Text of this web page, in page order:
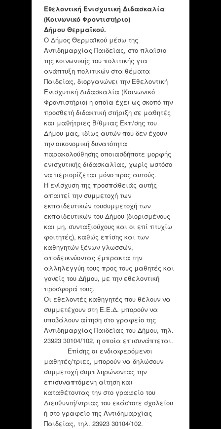
Εθελοντική Ενισχυτική Διδασκαλία
(Κοινωνικό Φροντιστήριο)
Δήμου Θερμαϊκού.
Ο Δήμος Θερμαϊκού μέσω της
Αντιδημαρχίας Παιδείας, στο πλαίσιο
της κοινωνικής του πολιτικής για
ανάπτυξη πολιτικών στα θέματα
Παιδείας, διοργανώνει την Εθελοντική
Ενισχυτική Διδασκαλία (Κοινωνικό
Φροντιστήριο) η οποία έχει ως σκοπό την
προσθετή διδακτική στήριξη σε μαθητές
και μαθήτριες Β/θμιας Εκπ/σης του
Δήμου μας, ιδίως αυτών που δεν έχουν
την οικονομική δυνατότητα
παρακολούθησης οποιασδήποτε μορφής
ενισχυτικής διδασκαλίας, χωρίς ωστόσο
να περιορίζεται μόνο προς αυτούς.
Η ενίσχυση της προσπάθειάς αυτής
απαιτεί την συμμετοχή των
εκπαιδευτικών τουσυμμετοχή των
εκπαιδευτικών του Δήμου (διορισμένους
και μη, συνταξιούχους και οι επί πτυχίω
φοιτητές), καθώς επίσης και των
καθηγητών ξένων γλωσσών,
αποδεικνύοντας έμπρακτα την
αλληλεγγύη τους προς τους μαθητές και
γονείς του Δήμου, με την εθελοντική
προσφορά τους.
Οι εθελοντές καθηγητές που θέλουν να
συμμετέχουν στη Ε.Ε.Δ. μπορούν να
υποβάλουν αίτηση στο γραφείο της
Αντιδημαρχίας Παιδείας του Δήμου, τηλ.
23923 30104/102, η οποία επισυνάπτεται.
Επίσης οι ενδιαφερόμενοι
μαθητές/τριες, μπορούν να δηλώσουν
συμμετοχή συμπληρώνοντας την
επισυναπτόμενη αίτηση και
καταθέτοντας την στο γραφείο του
Διευθυντή/ντριας του εκάστοτε σχολείου
ή στο γραφείο της Αντιδημαρχίας
Παιδείας, τηλ. 23923 30104/102.